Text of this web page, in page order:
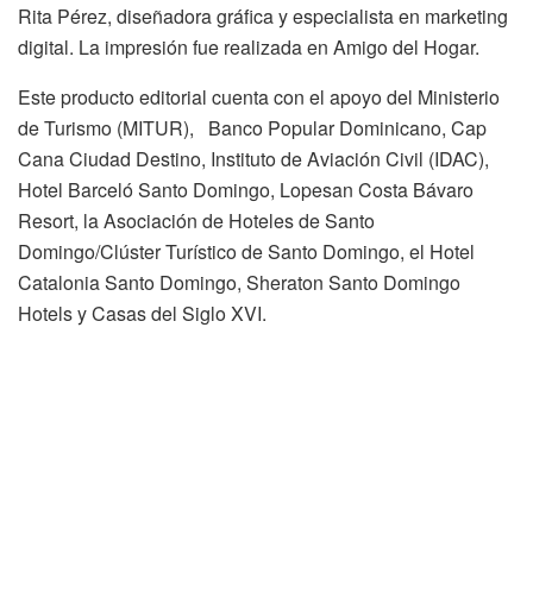
Rita Pérez, diseñadora gráfica y especialista en marketing
digital. La impresión fue realizada en Amigo del Hogar.
Este producto editorial cuenta con el apoyo del Ministerio
de Turismo (MITUR), Banco Popular Dominicano, Cap
Cana Ciudad Destino, Instituto de Aviación Civil (IDAC),
Hotel Barceló Santo Domingo, Lopesan Costa Bávaro
Resort, la Asociación de Hoteles de Santo
Domingo/Clúster Turístico de Santo Domingo, el Hotel
Catalonia Santo Domingo, Sheraton Santo Domingo
Hotels y Casas del Siglo XVI.